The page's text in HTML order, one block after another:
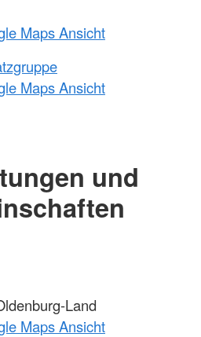
Maps Ansicht
Maps Ansicht
und
Land
Maps Ansicht